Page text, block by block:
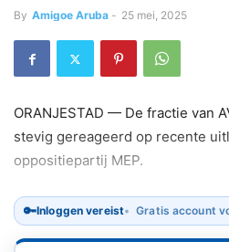
By Amigoe Aruba - 25 mei, 2025
ORANJESTAD — De fractie van
stevig gereageerd op recente
oppositiepartij MEP.
🔑Inloggen vereist Gratis account